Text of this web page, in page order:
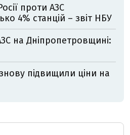
проти АЗС
4% станцій – звіт НБУ
на Дніпропетровщині:
підвищили ціни на